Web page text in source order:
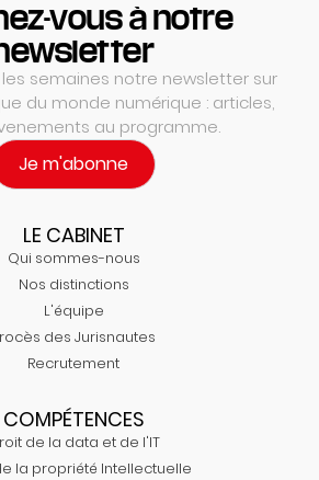
vous à notre
semaines notre newsletter sur
du monde numérique : articles,
au programme.
Je m'abonne
LE CABINET
Qui sommes-nous
Nos distinctions
L'équipe
des Jurisnautes
Recrutement
COMPÉTENCES
de la data et de l'IT
la propriété Intellectuelle